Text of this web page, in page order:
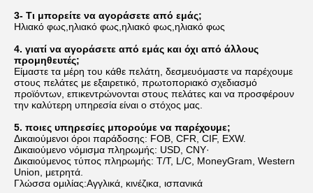
3- Τι μπορείτε να αγοράσετε από εμάς;
Ηλιακό φως,ηλιακό φως,ηλιακό φως,ηλιακό φως
4. γιατί να αγοράσετε από εμάς και όχι από άλλους
προμηθευτές;
Είμαστε τα μέρη του κάθε πελάτη, δεσμευόμαστε να παρέχουμε
στους πελάτες με εξαιρετικό, πρωτοποριακό σχεδιασμό
προϊόντων, επικεντρώνονται στους πελάτες και να προσφέρουν
την καλύτερη υπηρεσία είναι ο στόχος μας.
5. ποιες υπηρεσίες μπορούμε να παρέχουμε;
Δικαιούμενοι όροι παράδοσης: FOB, CFR, CIF, EXW.
Δικαιούμενο νόμισμα πληρωμής: USD, CNY·
Δικαιούμενος τύπος πληρωμής: T/T, L/C, MoneyGram, Western
Union, μετρητά.
Γλώσσα ομιλίας:Αγγλικά, κινέζικα, ισπανικά